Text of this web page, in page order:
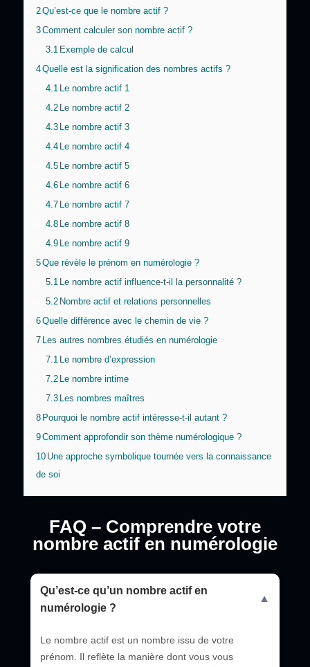
2Qu’est-ce que le nombre actif ?
3Comment calculer son nombre actif ?
3.1 Exemple de calcul
4Quelle est la signification des nombres actifs ?
4.1 Le nombre actif 1
4.2 Le nombre actif 2
4.3 Le nombre actif 3
4.4 Le nombre actif 4
4.5 Le nombre actif 5
4.6 Le nombre actif 6
4.7 Le nombre actif 7
4.8 Le nombre actif 8
4.9 Le nombre actif 9
5Que révèle le prénom en numérologie ?
5.1 Le nombre actif influence-t-il la personnalité ?
5.2 Nombre actif et relations personnelles
6Quelle différence avec le chemin de vie ?
7 Les autres nombres étudiés en numérologie
7.1 Le nombre d’expression
7.2 Le nombre intime
7.3 Les nombres maîtres
8 Pourquoi le nombre actif intéresse-t-il autant ?
9Comment approfondir son thème numérologique ?
10 Une approche symbolique tournée vers la connaissance
de soi
FAQ – Comprendre votre
nombre actif en numérologie
Qu’est-ce qu’un nombre actif en
numérologie ?
▼
Le nombre actif est un nombre issu de votre
prénom. Il reflète la manière dont vous vous